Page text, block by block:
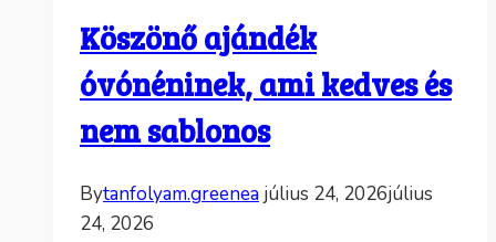
Köszönő ajándék
óvónéninek, ami kedves és
nem sablonos
Bytanfolyam.greenea július 24, 2026július
24, 2026